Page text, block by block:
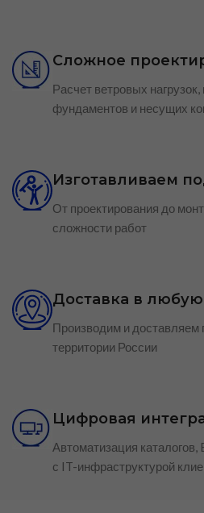
Сложное
Расчет ветровых
фундаментов и несущих
Изготавливаем
От проектирования до
сложности работ
Доставка в
Производим и доставляем
территории России
Цифровая
Автоматизация каталогов,
с IT-инфраструктурой